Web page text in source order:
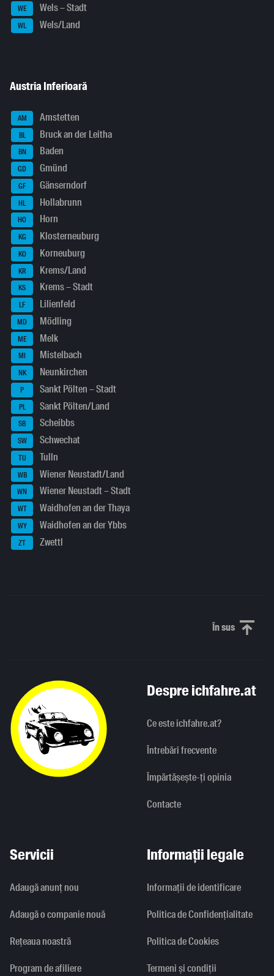
WE Wels – Stadt
WL Wels/Land
Austria Inferioară
AM Amstetten
BL Bruck an der Leitha
BN Baden
GD Gmünd
GF Gänserndorf
HL Hollabrunn
HO Horn
KG Klosterneuburg
KO Korneuburg
KR Krems/Land
KS Krems – Stadt
LF Lilienfeld
MD Mödling
ME Melk
MI Mistelbach
NK Neunkirchen
P Sankt Pölten – Stadt
PL Sankt Pölten/Land
SB Scheibbs
SW Schwechat
TU Tulln
WB Wiener Neustadt/Land
WN Wiener Neustadt – Stadt
WT Waidhofen an der Thaya
WY Waidhofen an der Ybbs
ZT Zwettl
În susDerulați
Despre ichfahre.at
Ce este ichfahre.at?
Întrebări frecvente
Împărtășește-ți opinia
Contacte
Servicii
Adaugă anunț nou
Adaugă o companie nouă
Rețeaua noastră
Program de afiliere
Informații legale
Informaţii de identificare
Politica de Confidențialitate
Politica de Cookies
Termeni și condiții